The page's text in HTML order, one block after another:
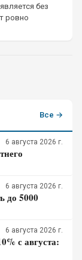
без
ровно
Все →
6 августа 2026 г.
6 августа 2026 г.
до 5000
6 августа 2026 г.
с августа: